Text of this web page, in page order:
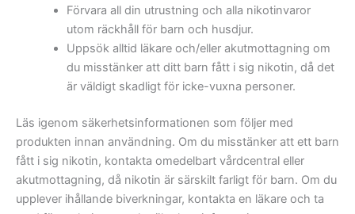
Förvara all din utrustning och alla nikotinvaror
utom räckhåll för barn och husdjur.
Uppsök alltid läkare och/eller akutmottagning om
du misstänker att ditt barn fått i sig nikotin, då det
är väldigt skadligt för icke-vuxna personer.
Läs igenom säkerhetsinformationen som följer med
produkten innan användning. Om du misstänker att ett barn
fått i sig nikotin, kontakta omedelbart vårdcentral eller
akutmottagning, då nikotin är särskilt farligt för barn. Om du
upplever ihållande biverkningar, kontakta en läkare och ta